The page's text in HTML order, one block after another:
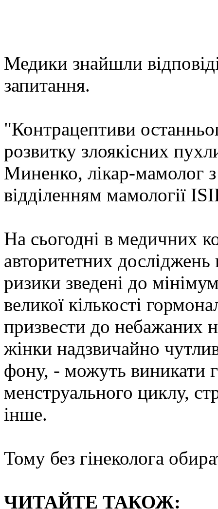
Медики знайшли
запитання.
"Контрацептиви
розвитку злоякісних
Миненко, лікар-мамолог
відділенням мамології
На сьогодні в медичних
авторитетних
ризики зведені до
великої кількості
призвести до небажаних
жінки надзвичайно
фону, - можуть виникати
менструального циклу,
інше.
Тому без гінеколога
ЧИТАЙТЕ ТАКОЖ: